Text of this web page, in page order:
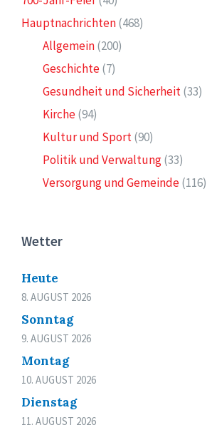
Hauptnachrichten(468)
Allgemein(200)
Geschichte(7)
Gesundheit und Sicherheit(33)
Kirche(94)
Kultur und Sport(90)
Politik und Verwaltung(33)
Versorgung und Gemeinde(116)
Wetter
Heute
8. AUGUST 2026
Sonntag
9. AUGUST 2026
Montag
10. AUGUST 2026
Dienstag
11. AUGUST 2026